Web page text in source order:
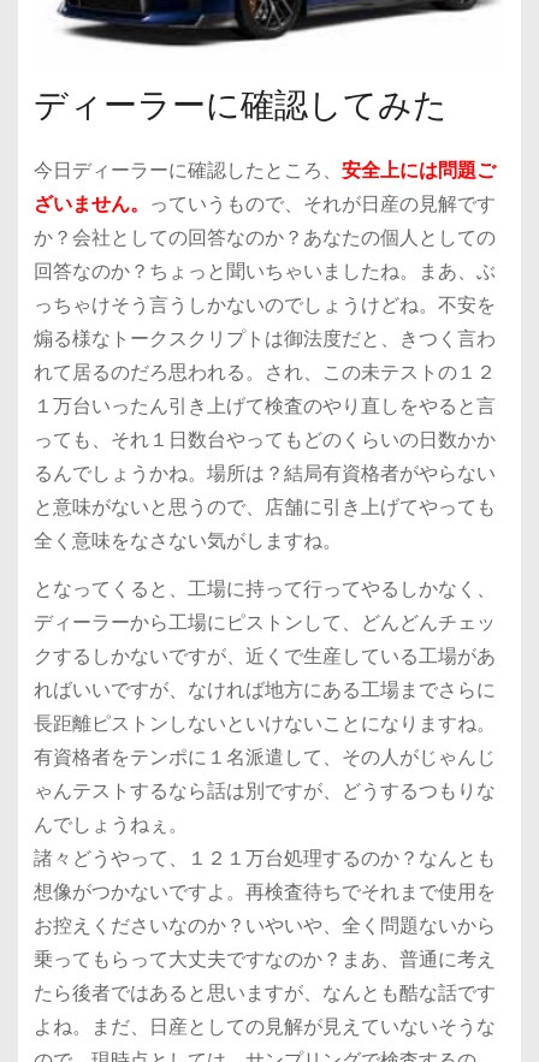
ディーラーに確認してみた
今日ディーラーに確認したところ、安全上には問題ご
ざいません。 っていうもので、それが日産の見解です
か？会社としての回答なのか？あなたの個人としての
回答なのか？ちょっと聞いちゃいましたね。まあ、ぶ
っちゃけそう言うしかないのでしょうけどね。不安を
煽る様なトークスクリプトは御法度だと、きつく言わ
れて居るのだろ思われる。され、この未テストの１２
１万台いったん引き上げて検査のやり直しをやると言
っても、それ１日数台やってもどのくらいの日数かか
るんでしょうかね。場所は？結局有資格者がやらない
と意味がないと思うので、店舗に引き上げてやっても
全く意味をなさない気がしますね。
となってくると、工場に持って行ってやるしかなく、
ディーラーから工場にピストンして、どんどんチェッ
クするしかないですが、近くで生産している工場があ
ればいいですが、なければ地方にある工場までさらに
長距離ピストンしないといけないことになりますね。
有資格者をテンポに１名派遣して、その人がじゃんじ
ゃんテストするなら話は別ですが、どうするつもりな
んでしょうねぇ。
諸々どうやって、１２１万台処理するのか？なんとも
想像がつかないですよ。再検査待ちでそれまで使用を
お控えくださいなのか？いやいや、全く問題ないから
乗ってもらって大丈夫ですなのか？まあ、普通に考え
たら後者ではあると思いますが、なんとも酷な話です
よね。まだ、日産としての見解が見えていないそうな